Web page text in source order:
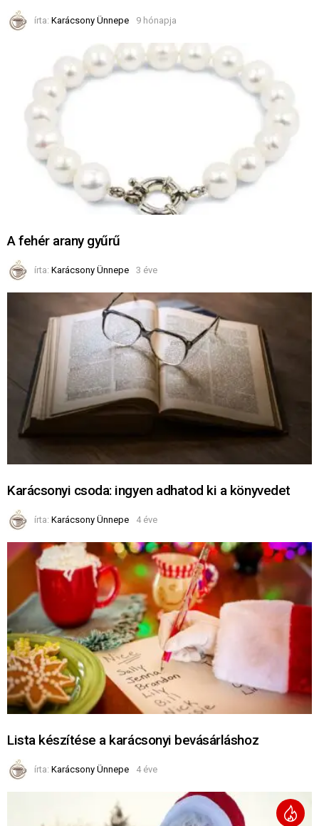
írta: Karácsony Ünnepe 9 hónapja
A fehér arany gyűrű
írta: Karácsony Ünnepe 3 éve
Karácsonyi csoda: ingyen adhatod ki a könyvedet
írta: Karácsony Ünnepe 4 éve
Lista készítése a karácsonyi bevásárláshoz
írta: Karácsony Ünnepe 4 éve